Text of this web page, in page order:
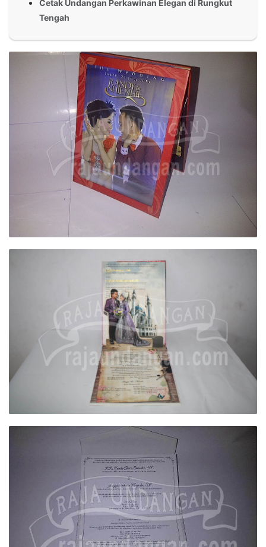
Cetak Undangan Perkawinan Elegan di Rungkut
Tengah